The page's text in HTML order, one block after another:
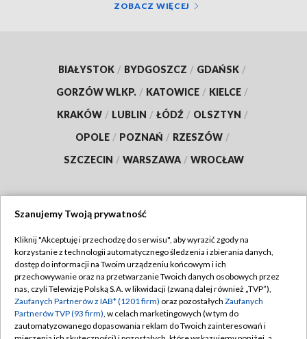
ZOBACZ WIĘCEJ
BIAŁYSTOK / BYDGOSZCZ / GDAŃSK /
GORZÓW WLKP. / KATOWICE / KIELCE /
KRAKÓW / LUBLIN / ŁÓDŹ / OLSZTYN /
OPOLE / POZNAŃ / RZESZÓW /
SZCZECIN / WARSZAWA / WROCŁAW
TVP
Abonament TVP
Emisja w TVP
Centrum informacji TVP
Regulamin TVP
Polityka prywatności
Moje zgody
Szanujemy Twoją prywatność
Kliknij "Akceptuję i przechodzę do serwisu", aby wyrazić zgody na
korzystanie z technologii automatycznego śledzenia i zbierania danych,
dostęp do informacji na Twoim urządzeniu końcowym i ich
przechowywanie oraz na przetwarzanie Twoich danych osobowych przez
nas, czyli Telewizję Polską S.A. w likwidacji (zwaną dalej również „TVP”),
Zaufanych Partnerów z IAB* (1201 firm) oraz pozostałych Zaufanych
Partnerów TVP (93 firm), w celach marketingowych (w tym do
zautomatyzowanego dopasowania reklam do Twoich zainteresowań i